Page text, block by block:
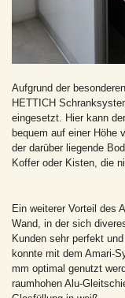
Aufgrund der
HETTICH
eingesetzt. Hier kann
bequem auf einer Höhe
der darüber liegende
Koffer oder Kisten, die
Ein weiterer Vorteil des
Wand, in der sich
Kunden sehr perfekt
konnte mit dem Amari-
mm optimal genutzt
raumhohen Alu-